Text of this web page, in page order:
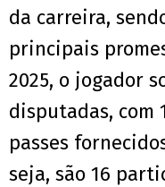
da carreira,
principais
2025, o jogador
disputadas, com
passes
seja, são 16